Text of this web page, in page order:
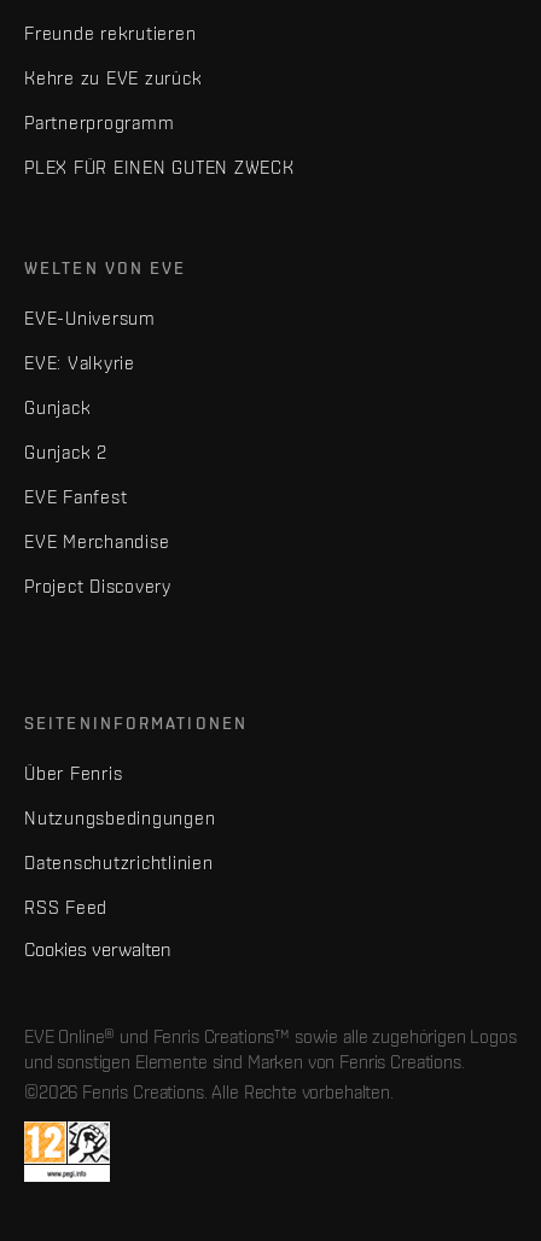
Freunde rekrutieren
Kehre zu EVE zurück
Partnerprogramm
PLEX FÜR EINEN GUTEN ZWECK
WELTEN VON EVE
EVE-Universum
EVE: Valkyrie
Gunjack
Gunjack 2
EVE Fanfest
EVE Merchandise
Project Discovery
SEITENINFORMATIONEN
Über Fenris
Nutzungsbedingungen
Datenschutzrichtlinien
RSS Feed
Cookies verwalten
EVE Online® und Fenris Creations™ sowie alle zugehörigen Logos
und sonstigen Elemente sind Marken von Fenris Creations.
©2026 Fenris Creations. Alle Rechte vorbehalten.